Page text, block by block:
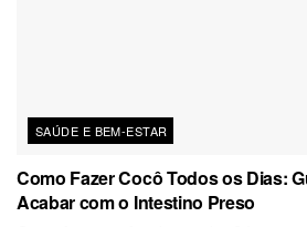
SAÚDE E BEM-ESTAR
Como Fazer Cocô Todos os Dias:
Acabar com o Intestino Preso